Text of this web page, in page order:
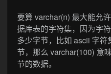
要算 varchar(n) 最大能允
据库表的字符集，因为字
多少字节，比如 ascii 字符
节，那么 varchar(100) 意
节的数据。